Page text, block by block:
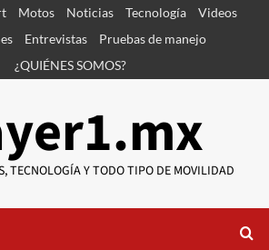
Motos Noticias Tecnología
Videos
Entrevistas
Pruebas de manejo
¿QUIÉNES SOMOS?
TECNOLOGÍA Y TODO TIPO DE MOVILIDAD